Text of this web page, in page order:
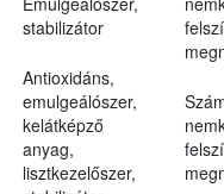
stabilizátor
Antioxidáns,
emulgeálószer,
kelátképző
anyag,
lisztkezelőszer,